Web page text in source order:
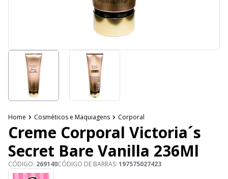
Home Cosméticos e Maquiagens Corporal
Creme Corporal Victoria´s
Secret Bare Vanilla 236Ml
CÓDIGO: 269140CÓDIGO DE BARRAS: 197575027423